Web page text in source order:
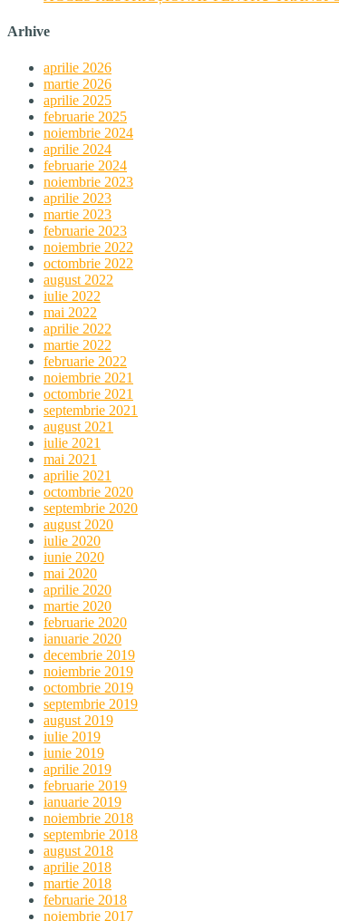
Arhive
aprilie 2026
martie 2026
aprilie 2025
februarie 2025
noiembrie 2024
aprilie 2024
februarie 2024
noiembrie 2023
aprilie 2023
martie 2023
februarie 2023
noiembrie 2022
octombrie 2022
august 2022
iulie 2022
mai 2022
aprilie 2022
martie 2022
februarie 2022
noiembrie 2021
octombrie 2021
septembrie 2021
august 2021
iulie 2021
mai 2021
aprilie 2021
octombrie 2020
septembrie 2020
august 2020
iulie 2020
iunie 2020
mai 2020
aprilie 2020
martie 2020
februarie 2020
ianuarie 2020
decembrie 2019
noiembrie 2019
octombrie 2019
septembrie 2019
august 2019
iulie 2019
iunie 2019
aprilie 2019
februarie 2019
ianuarie 2019
noiembrie 2018
septembrie 2018
august 2018
aprilie 2018
martie 2018
februarie 2018
noiembrie 2017